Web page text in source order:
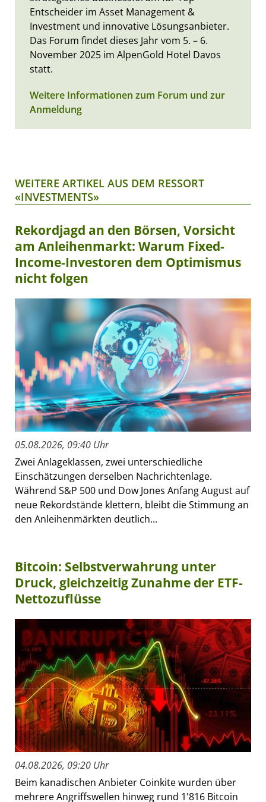
Entscheider im Asset Management &
Investment und innovative Lösungsanbieter.
Das Forum findet dieses Jahr vom 5. – 6.
November 2025 im AlpenGold Hotel Davos
statt.
Weitere Informationen zum Forum und zur
Anmeldung
WEITERE ARTIKEL AUS DEM RESSORT
«INVESTMENTS»
Rekordjagd an den Börsen, Vorsicht
am Anleihenmarkt: Warum Fixed-
Income-Investoren dem Optimismus
nicht folgen
05.08.2026, 09:40 Uhr
Zwei Anlageklassen, zwei unterschiedliche
Einschätzungen derselben Nachrichtenlage.
Während S&P 500 und Dow Jones Anfang August auf
neue Rekordstände klettern, bleibt die Stimmung an
den Anleihenmärkten deutlich...
Bitcoin: Selbstverwahrung unter
Druck, gleichzeitig Zunahme der ETF-
Nettozuflüsse
04.08.2026, 09:20 Uhr
Beim kanadischen Anbieter Coinkite wurden über
mehrere Angriffswellen hinweg rund 1'816 Bitcoin